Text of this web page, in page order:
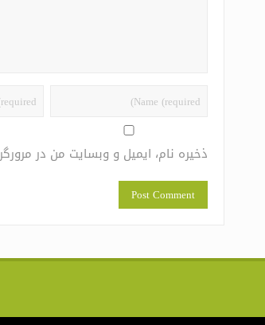
ذخیره نام، ایمیل و وبسایت من در